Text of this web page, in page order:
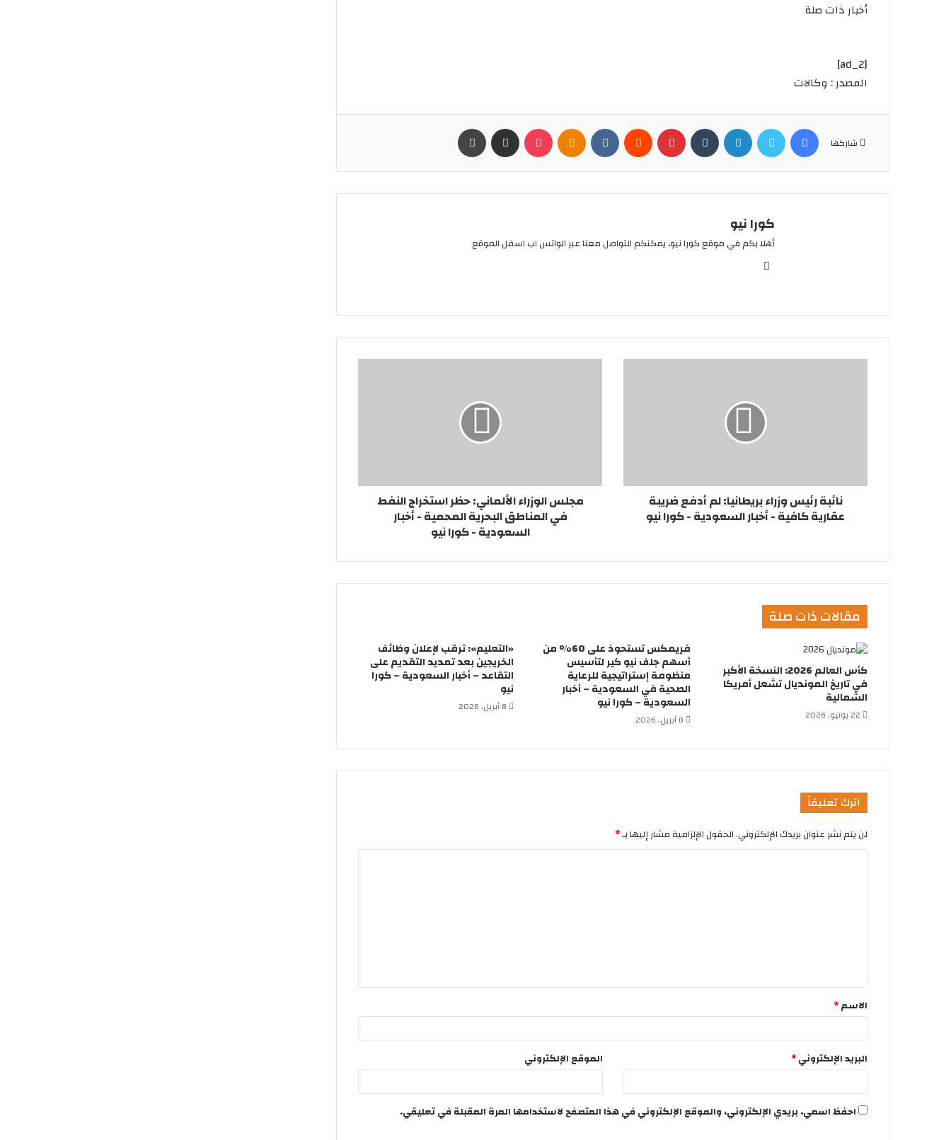
أخبار ذات صلة
[ad_2]
المصدر : وكالات
شاركها
فيسبوك تويتر لينكدإن بينتيريست Odnoklassniki
بوكيت مشاركة عبر البريد
كورا نيو
أهلا بكم في موقع كورا نيو، يمكنكم التواصل معنا عبر الواتس اب اسفل الموقع
نائبة رئيس وزراء بريطانيا: لم أدفع ضريبة
عقارية كافية - أخبار السعودية - كورا نيو
مجلس الوزراء الألماني: حظر استخراج النفط
في المناطق البحرية المحمية - أخبار
السعودية - كورا نيو
مقالات ذات صلة
كأس العالم 2026: النسخة الأكبر
في تاريخ المونديال تشعل أمريكا
الشمالية
22 يونيو، 2026
فريمكس تستحوذ على 60% من
أسهم جلف نيو كير لتأسيس
منظومة إستراتيجية للرعاية
الصحية في السعودية – أخبار
السعودية – كورا نيو
8 أبريل، 2026
«التعليم»: ترقب لإعلان وظائف
الخريجين بعد تمديد التقديم على
التقاعد – أخبار السعودية – كورا
نيو
8 أبريل، 2026
اترك تعليقاً
لن يتم نشر عنوان بريدك الإلكتروني.الحقول الإلزامية مشار إليها بـ*
الاسم*
البريد الإلكتروني* الموقع الإلكتروني
احفظ اسمي، بريدي الإلكتروني، والموقع الإلكتروني في هذا المتصفح لاستخدامها المرة المقبلة في تعليقي.